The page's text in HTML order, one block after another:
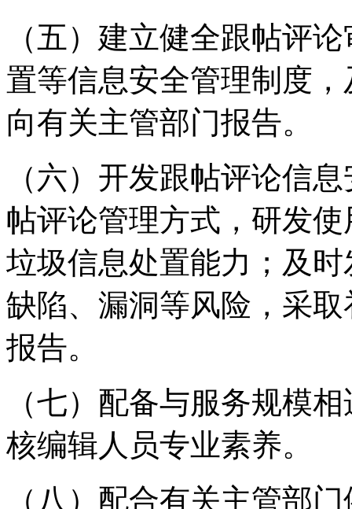
（五）建立健全跟帖评
置等信息安全管理制度
向有关主管部门报告。
（六）开发跟帖评论信
帖评论管理方式，研发
垃圾信息处置能力；及
缺陷、漏洞等风险，采
报告。
（七）配备与服务规模
核编辑人员专业素养。
（八）配合有关主管部